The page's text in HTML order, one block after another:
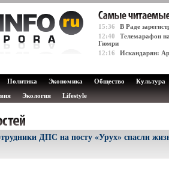
15:36
В Раде
12:40
Телемарафон
Гюмри
12:16
Искандарян:
Политика Экономика Общество Культура
Экология Lifestyle
ДПС на посту «Урух» спасли